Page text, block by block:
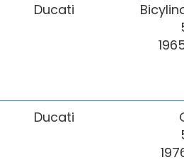
Ducati
Ducati